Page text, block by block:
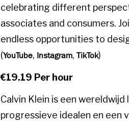
celebrating different
associates and consumers.
endless opportunities to
(YouTube, Instagram, TikTok)
€19.19 Per hour
Calvin Klein is een
progressieve idealen en een